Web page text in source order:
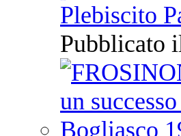
Plebiscito
Pubblicato